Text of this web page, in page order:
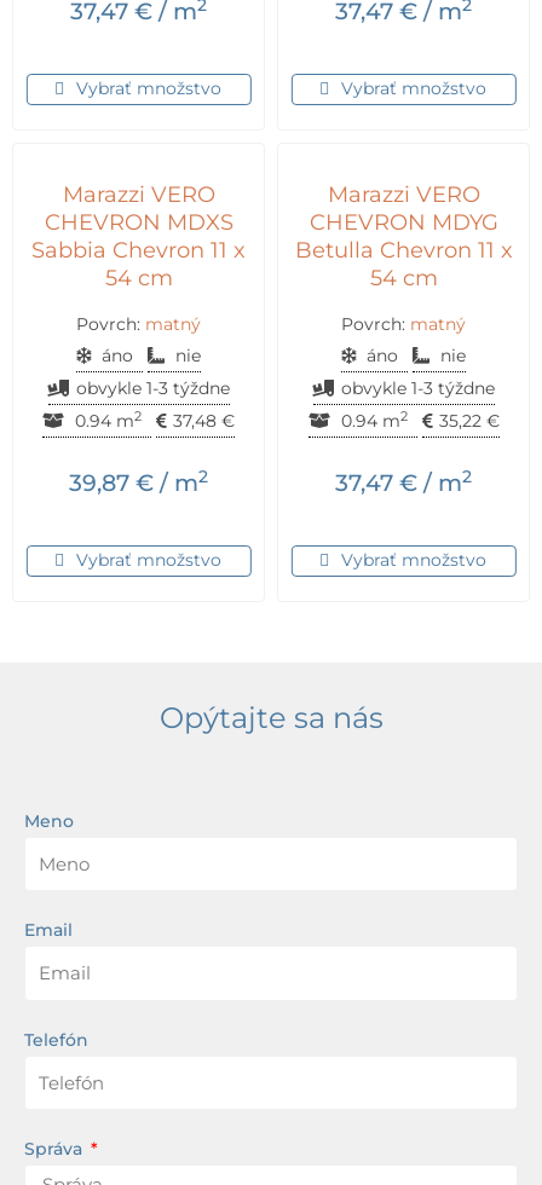
37,47 € / m2
Vybrať množstvo
37,47 € / m2
Vybrať množstvo
Marazzi VERO
CHEVRON MDXS
Sabbia Chevron 11 x
54 cm
Povrch: matný
áno
nie
obvykle 1-3 týždne
0.94 m2 37,48 €
39,87 € / m2
Vybrať množstvo
Marazzi VERO
CHEVRON MDYG
Betulla Chevron 11 x
54 cm
Povrch: matný
áno
nie
obvykle 1-3 týždne
0.94 m2 35,22 €
37,47 € / m2
Vybrať množstvo
Opýtajte sa nás
Meno
Email
Telefón
Správa